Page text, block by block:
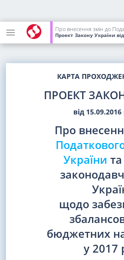
Проект Закону України
КАРТА
ПРОЕКТ
від
Про
України
щодо
бюджетних
у 2017